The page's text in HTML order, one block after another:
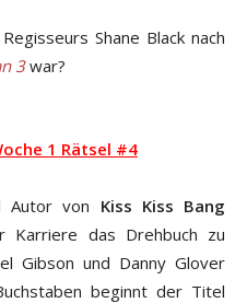
Shane Black nach
3war?
1 Rätsel #4
Autor von Kiss Kiss Bang
Karriere das Drehbuch zu
Gibson und Danny Glover
beginnt der Titel